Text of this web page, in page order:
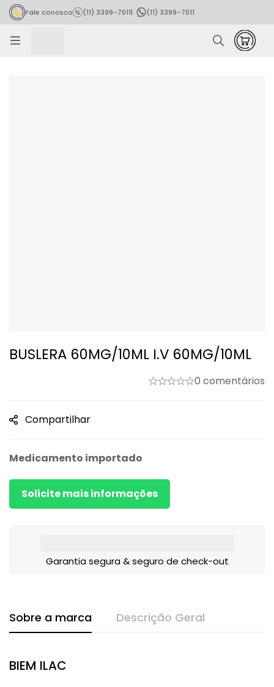
Fale conosco (11) 3399-7011|
(11) 3399-7011
BUSLERA 60MG/10ML I.V 60MG/10ML
0 comentários
Compartilhar
Medicamento importado
Solicite mais informações
Garantia segura & seguro de check-out
Sobre a marca Descrição Geral
BIEM ILAC